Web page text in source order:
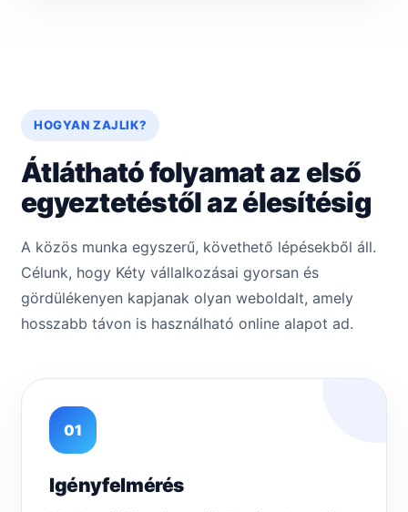
HOGYAN ZAJLIK?
Átlátható folyamat az első
egyeztetéstől az élesítésig
A közös munka egyszerű, követhető lépésekből áll.
Célunk, hogy Kéty vállalkozásai gyorsan és
gördülékenyen kapjanak olyan weboldalt, amely
hosszabb távon is használható online alapot ad.
01
Igényfelmérés